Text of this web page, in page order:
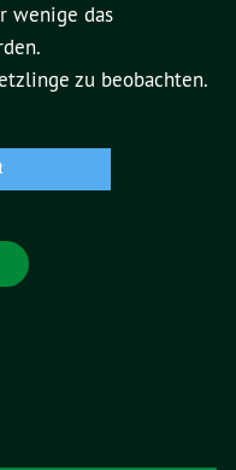
wenige das
zu beobachten.